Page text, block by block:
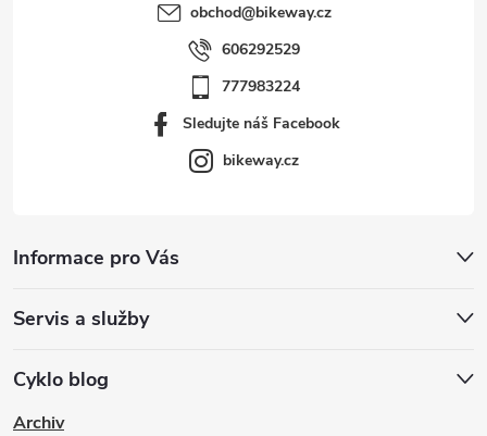
obchod@bikeway.cz
606292529
777983224
Sledujte náš Facebook
bikeway.cz
Informace pro Vás
Servis a služby
Cyklo blog
Archiv